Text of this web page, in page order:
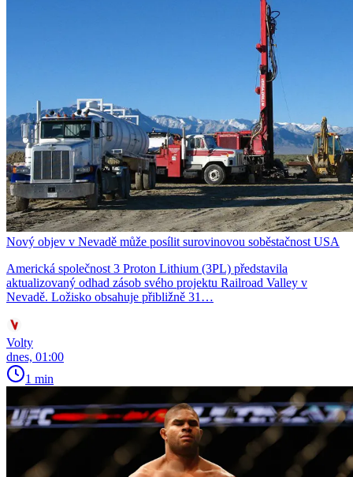
Nový objev v Nevadě může posílit surovinovou soběstačnost USA
Americká společnost 3 Proton Lithium (3PL) představila
aktualizovaný odhad zásob svého projektu Railroad Valley v
Nevadě. Ložisko obsahuje přibližně 31…
Volty
dnes, 01:00
1 min